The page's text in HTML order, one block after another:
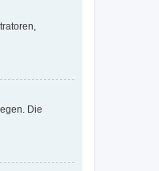
Die